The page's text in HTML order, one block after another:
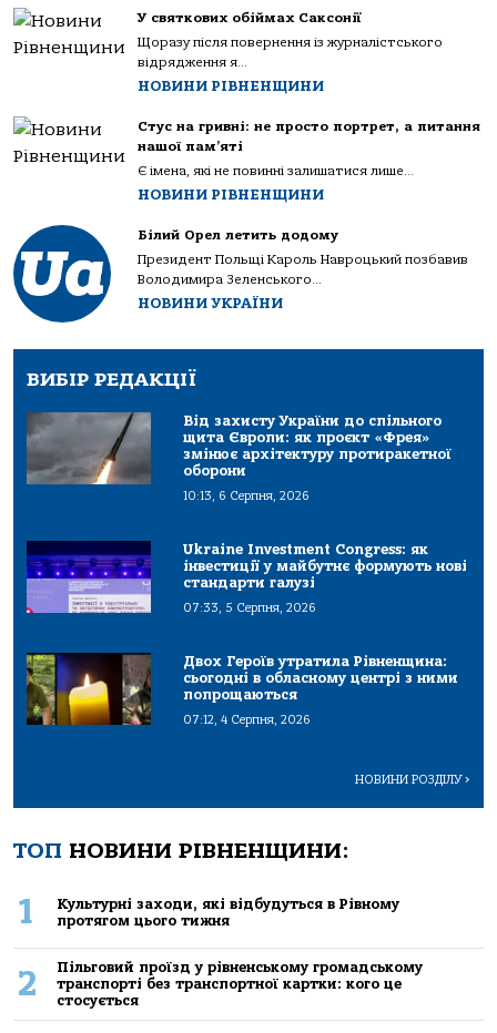
У святкових обіймах Саксонії
Щоразу після повернення із журналістського
відрядження я...
НОВИНИ РІВНЕНЩИНИ
Стус на гривні: не просто портрет, а питання
нашої пам’яті
Є імена, які не повинні залишатися лише...
НОВИНИ РІВНЕНЩИНИ
Білий Орел летить додому
Президент Польщі Кароль Навроцький позбавив
Володимира Зеленського...
НОВИНИ УКРАЇНИ
ВИБІР РЕДАКЦІЇ
Від захисту України до спільного
щита Європи: як проєкт «Фрея»
змінює архітектуру протиракетної
оборони
10:13, 6 Серпня, 2026
Ukraine Investment Congress: як
інвестиції у майбутнє формують нові
стандарти галузі
07:33, 5 Серпня, 2026
Двох Героїв утратила Рівненщина:
сьогодні в обласному центрі з ними
попрощаються
07:12, 4 Серпня, 2026
НОВИНИ РОЗДІЛУ>
ТОП НОВИНИ РІВНЕНЩИНИ:
1
Культурні заходи, які відбудуться в Рівному
протягом цього тижня
2
Пільговий проїзд у рівненському громадському
транспорті без транспортної картки: кого це
стосується